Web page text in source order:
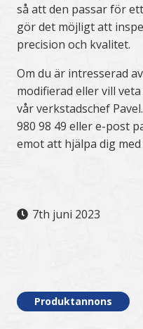
så att den passar för
gör det möjligt att
precision och kvalitet.
Om du är intresserad
modifierad eller vill
vår verkstadschef
980 98 49 eller e-post
emot att hjälpa dig
7th juni 2023
Produktannons